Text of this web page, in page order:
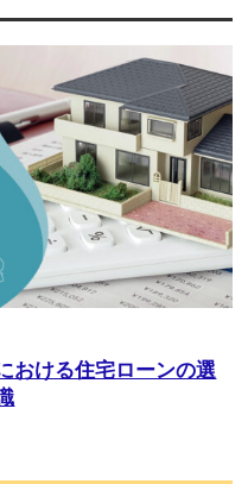
おける住宅ローンの選